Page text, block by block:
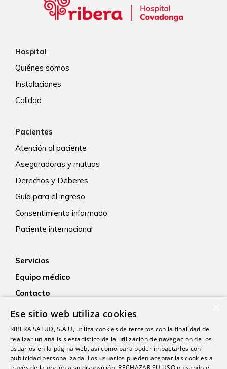
Hospital
Quiénes somos
Instalaciones
Calidad
Pacientes
Atención al paciente
Aseguradoras y mutuas
Derechos y Deberes
Guía para el ingreso
Consentimiento informado
Paciente internacional
Servicios
Equipo médico
Contacto
Empleo
Actualidad
Ese sitio web utiliza cookies
RIBERA SALUD, S.A.U, utiliza cookies de terceros con la finalidad de
realizar un análisis estadístico de la utilización de navegación de los
usuarios en la página web, así como para poder impactarles con
publicidad personalizada. Los usuarios pueden aceptar las cookies a